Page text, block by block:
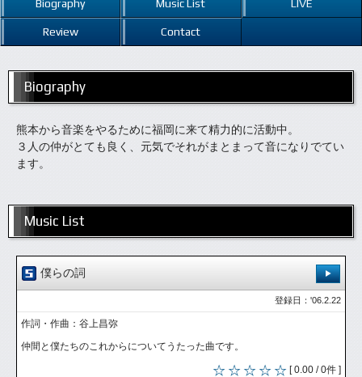
Biography Music List LIVE
Review Contact
Biography
熊本から音楽をやるために福岡に来て精力的に活動中。
３人の仲がとても良く、元気でそれがまとまって音になりでてい
ます。
Music List
僕らの詞
登録日：'06.2.22
作詞・作曲：谷上昌弥
仲間と僕たちのこれからについてうたった曲です。
[ 0.00 / 0件 ]